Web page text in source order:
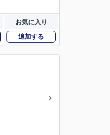
お気に入り
追加する